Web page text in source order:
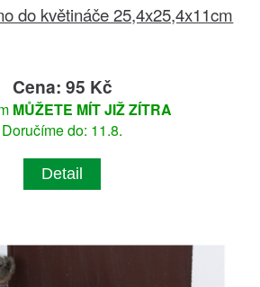
do květináče 25,4x25,4x11cm
Cena: 95 Kč
MŮŽETE MÍT JIŽ ZÍTRA
Doručíme do: 11.8.
Detail